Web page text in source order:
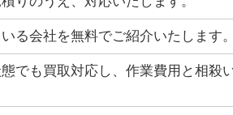
る会社を無料でご紹介いたします。
でも買取対応し、作業費用と相殺